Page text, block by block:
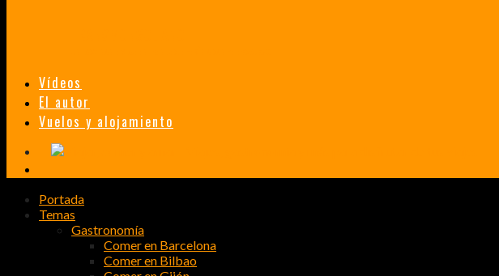
Vídeos
El autor
Vuelos y alojamiento
Portada
Temas
Gastronomía
Comer en Barcelona
Comer en Bilbao